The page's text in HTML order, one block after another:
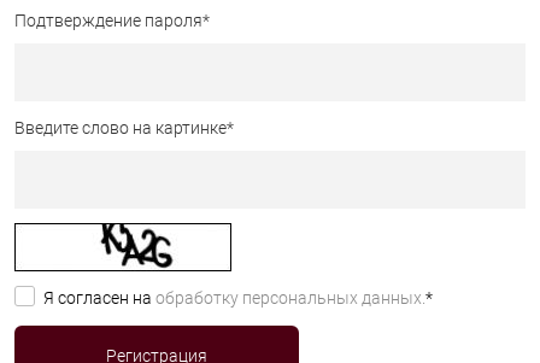
Подтверждение пароля*
Введите слово на картинке*
Я согласен на обработку персональных данных. *